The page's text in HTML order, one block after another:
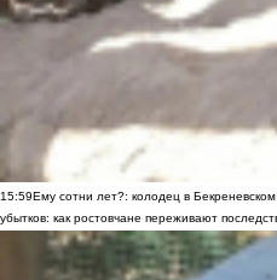
15:59Ему сотни лет?: колодец в
убытков: как ростовчане переживают